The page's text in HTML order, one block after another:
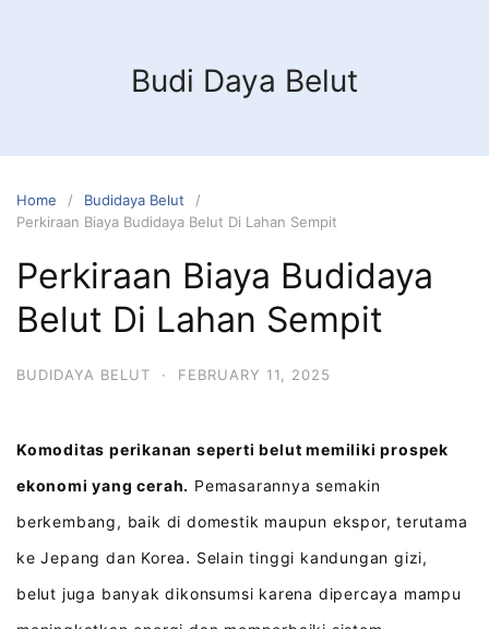
Budi Daya Belut
Home
Budidaya Belut
Perkiraan Biaya Budidaya Belut Di Lahan Sempit
Perkiraan Biaya Budidaya
Belut Di Lahan Sempit
BUDIDAYA BELUT · FEBRUARY 11, 2025
Komoditas perikanan seperti belut memiliki prospek
ekonomi yang cerah. Pemasarannya semakin
berkembang, baik di domestik maupun ekspor, terutama
ke Jepang dan Korea. Selain tinggi kandungan gizi,
belut juga banyak dikonsumsi karena dipercaya mampu